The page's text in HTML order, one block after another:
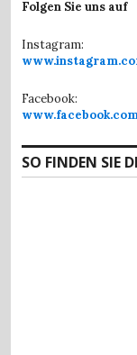
Folgen Sie uns auf
Instagram:
Facebook:
SO FINDEN SIE